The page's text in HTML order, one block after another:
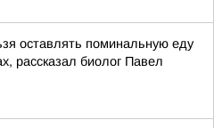
оставлять поминальную еду
рассказал биолог Павел